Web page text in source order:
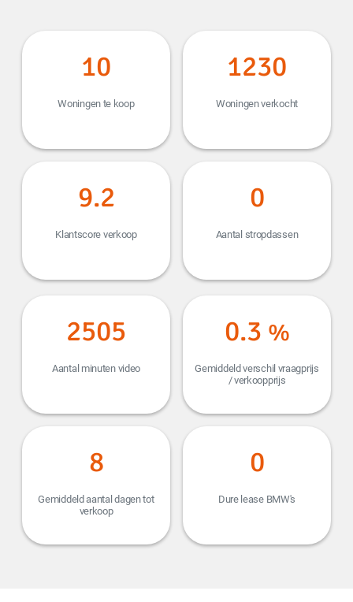
12
Woningen te koop
1476
Woningen verkocht
9.2
Klantscore verkoop
0
Aantal stropdassen
3006
Aantal minuten video
0.3 %
Gemiddeld verschil vraagprijs
/ verkoopprijs
8
Gemiddeld aantal dagen tot
verkoop
0
Dure lease BMW's